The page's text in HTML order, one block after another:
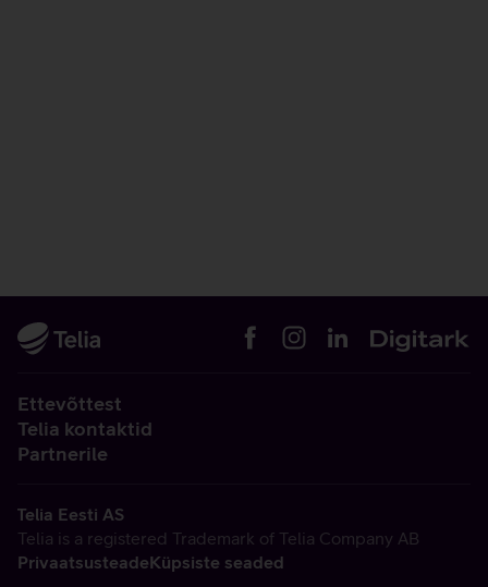
Ettevõttest
Telia kontaktid
Partnerile
Telia Eesti AS
Telia is a registered Trademark of Telia Company AB
PrivaatsusteadeKüpsiste seaded